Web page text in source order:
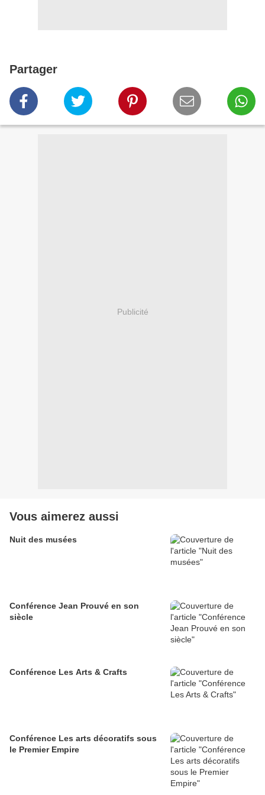
Partager
Publicité
Vous aimerez aussi
Nuit des musées
Conférence Jean Prouvé en son
siècle
Conférence Les Arts & Crafts
Conférence Les arts décoratifs sous
le Premier Empire